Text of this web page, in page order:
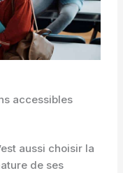
accessibles
aussi choisir la
de ses